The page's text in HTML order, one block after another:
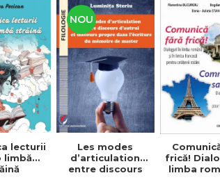
Limba,
civilizația
lume.
lecturii
limbă
NOU
Les modes
d’articulation
entre discours
frică!
limba